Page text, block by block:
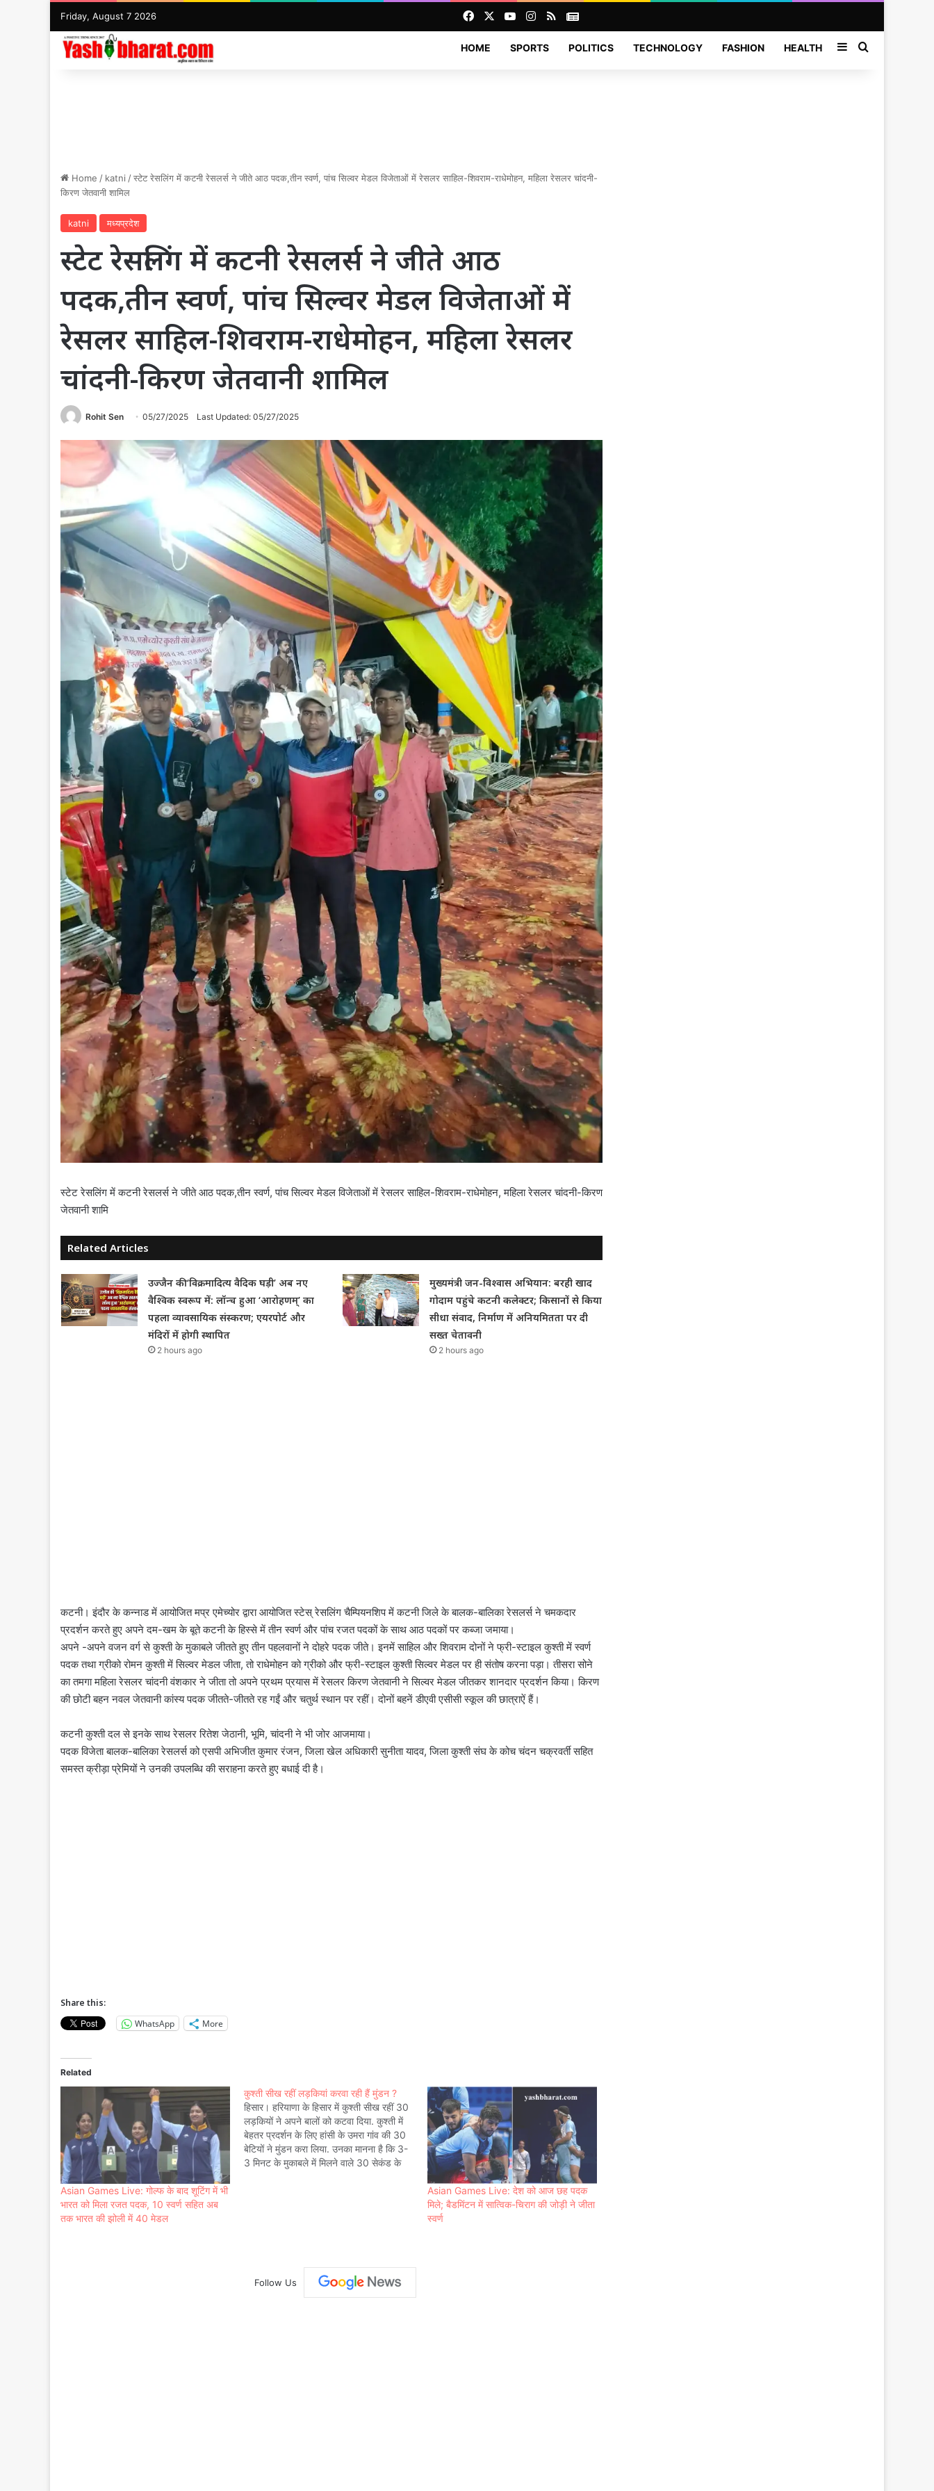
Friday, August 7 2026 FacebookYouTubeInstagram
RSSNews
HOME SPORTS POLITICS TECHNOLOGY FASHION HEALTH SidebarSearch for
Home / katni /स्टेट रेसलिंग में कटनी रेसलर्स ने जीते आठ पदक,तीन स्वर्ण, पांच सिल्वर मेडल विजेताओं में रेसलर साहिल-शिवराम-राधेमोहन, महिला रेसलर चांदनी-
किरण जेतवानी शामिल
katni मध्यप्रदेश
स्टेट रेसलिंग में कटनी रेसलर्स ने जीते आठ
पदक,तीन स्वर्ण, पांच सिल्वर मेडल विजेताओं में
रेसलर साहिल-शिवराम-राधेमोहन, महिला रेसलर
चांदनी-किरण जेतवानी शामिल
Rohit Sen 05/27/2025 Last Updated: 05/27/2025
स्टेट रेसलिंग में कटनी रेसलर्स ने जीते आठ पदक,तीन स्वर्ण, पांच सिल्वर मेडल विजेताओं में रेसलर साहिल-शिवराम-राधेमोहन, महिला रेसलर चांदनी-किरण
जेतवानी शामि
Related Articles
उज्जैन की ‘विक्रमादित्य वैदिक घड़ी’ अब नए
वैश्विक स्वरूप में: लॉन्च हुआ ‘आरोहणम्’ का
पहला व्यावसायिक संस्करण; एयरपोर्ट और
मंदिरों में होगी स्थापित
2 hours ago
मुख्यमंत्री जन-विश्वास अभियान: बरही खाद
गोदाम पहुंचे कटनी कलेक्टर; किसानों से किया
सीधा संवाद, निर्माण में अनियमितता पर दी
सख्त चेतावनी
2 hours ago
कटनी। इंदौर के कन्नाड में आयोजित मप्र एमेच्योर द्वारा आयोजित स्टेस् रेसलिंग चैम्पियनशिप में कटनी जिले के बालक-बालिका रेसलर्स ने चमकदार
प्रदर्शन करते हुए अपने दम-खम के बूते कटनी के हिस्से में तीन स्वर्ण और पांच रजत पदकों के साथ आठ पदकों पर कब्जा जमाया।
अपने -अपने वजन वर्ग से कुश्ती के मुकाबले जीतते हुए तीन पहलवानों ने दोहरे पदक जीते। इनमें साहिल और शिवराम दोनों ने फ्री-स्टाइल कुश्ती में स्वर्ण
पदक तथा ग्रीको रोमन कुश्ती में सिल्वर मेडल जीता, तो राधेमोहन को ग्रीको और फ्री-स्टाइल कुश्ती सिल्वर मेडल पर ही संतोष करना पड़ा। तीसरा सोने
का तमगा महिला रेसलर चांदनी वंशकार ने जीता तो अपने प्रथम प्रयास में रेसलर किरण जेतवानी ने सिल्वर मेडल जीतकर शानदार प्रदर्शन किया। किरण
की छोटी बहन नवल जेतवानी कांस्य पदक जीतते-जीतते रह गईं और चतुर्थ स्थान पर रहीं। दोनों बहनें डीएवी एसीसी स्कूल की छात्राऐं हैं।
कटनी कुश्ती दल से इनके साथ रेसलर रितेश जेठानी, भूमि, चांदनी ने भी जोर आजमाया।
पदक विजेता बालक-बालिका रेसलर्स को एसपी अभिजीत कुमार रंजन, जिला खेल अधिकारी सुनीता यादव, जिला कुश्ती संघ के कोच चंदन चक्रवर्ती सहित
समस्त क्रीड़ा प्रेमियों ने उनकी उपलब्धि की सराहना करते हुए बधाई दी है।
Share this:
WhatsApp
More
Related
Asian Games Live: गोल्फ के बाद शूटिंग में भी
भारत को मिला रजत पदक, 10 स्वर्ण सहित अब
तक भारत की झोली में 40 मेडल
कुश्ती सीख रहीं लड़कियां करवा रही हैं मुंडन ?
हिसार। हरियाणा के हिसार में कुश्ती सीख रहीं 30
लड़कियों ने अपने बालों को कटवा दिया. कुश्ती में
बेहतर प्रदर्शन के लिए हांसी के उमरा गांव की 30
बेटियों ने मुंडन करा लिया. उनका मानना है कि 3-
3 मिनट के मुकाबले में मिलने वाले 30 सेकंड के
Asian Games Live: देश को आज छह पदक
मिले; बैडमिंटन में सात्विक-चिराग की जोड़ी ने जीता
स्वर्ण
Follow Us